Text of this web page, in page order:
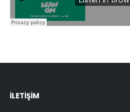
İLETİŞİM